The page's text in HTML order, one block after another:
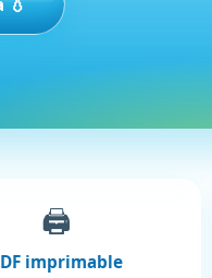
🖨️
imprimable